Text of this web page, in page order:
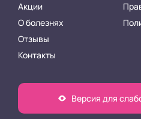
Акции
О болезнях
Отзывы
Контакты
Версия для